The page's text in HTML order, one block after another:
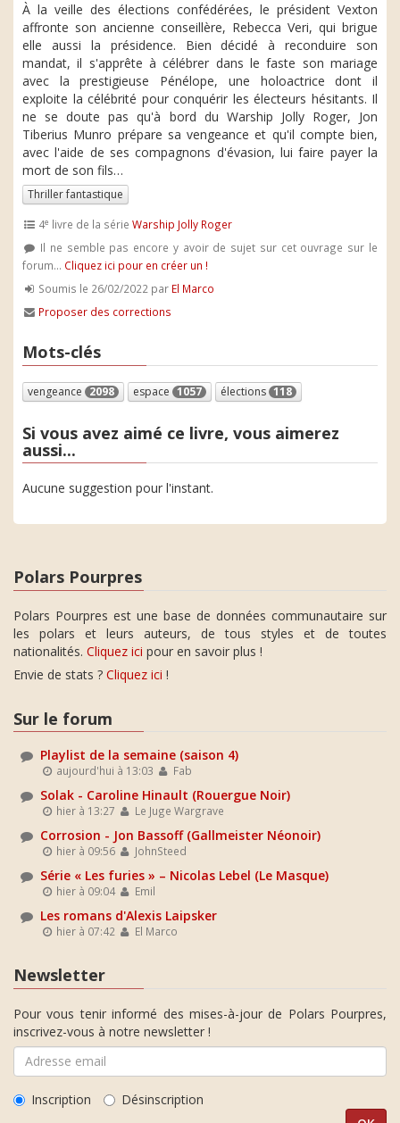
À la veille des élections confédérées, le président Vexton
affronte son ancienne conseillère, Rebecca Veri, qui brigue
elle aussi la présidence. Bien décidé à reconduire son
mandat, il s'apprête à célébrer dans le faste son mariage
avec la prestigieuse Pénélope, une holoactrice dont il
exploite la célébrité pour conquérir les électeurs hésitants. Il
ne se doute pas qu'à bord du Warship Jolly Roger, Jon
Tiberius Munro prépare sa vengeance et qu'il compte bien,
avec l'aide de ses compagnons d'évasion, lui faire payer la
mort de son fils…
Thriller fantastique
4e livre de la sérieWarship Jolly Roger
Il ne semble pas encore y avoir de sujet sur cet ouvrage sur le
forum... Cliquez ici pour en créer un !
Soumis le 26/02/2022 par El Marco
Proposer des corrections
Mots-clés
vengeance 2098 espace 1057 élections 118
Si vous avez aimé ce livre, vous aimerez
aussi...
Aucune suggestion pour l'instant.
Polars Pourpres
Polars Pourpres est une base de données communautaire sur
les polars et leurs auteurs, de tous styles et de toutes
nationalités. Cliquez ici pour en savoir plus !
Envie de stats ? Cliquez ici !
Sur le forum
Playlist de la semaine (saison 4)
aujourd'hui à 13:03 Fab
Solak - Caroline Hinault (Rouergue Noir)
hier à 13:27 Le Juge Wargrave
Corrosion - Jon Bassoff (Gallmeister Néonoir)
hier à 09:56 JohnSteed
Série « Les furies » – Nicolas Lebel (Le Masque)
hier à 09:04 Emil
Les romans d'Alexis Laipsker
hier à 07:42 El Marco
Newsletter
Pour vous tenir informé des mises-à-jour de Polars Pourpres,
inscrivez-vous à notre newsletter !
Inscription Désinscription